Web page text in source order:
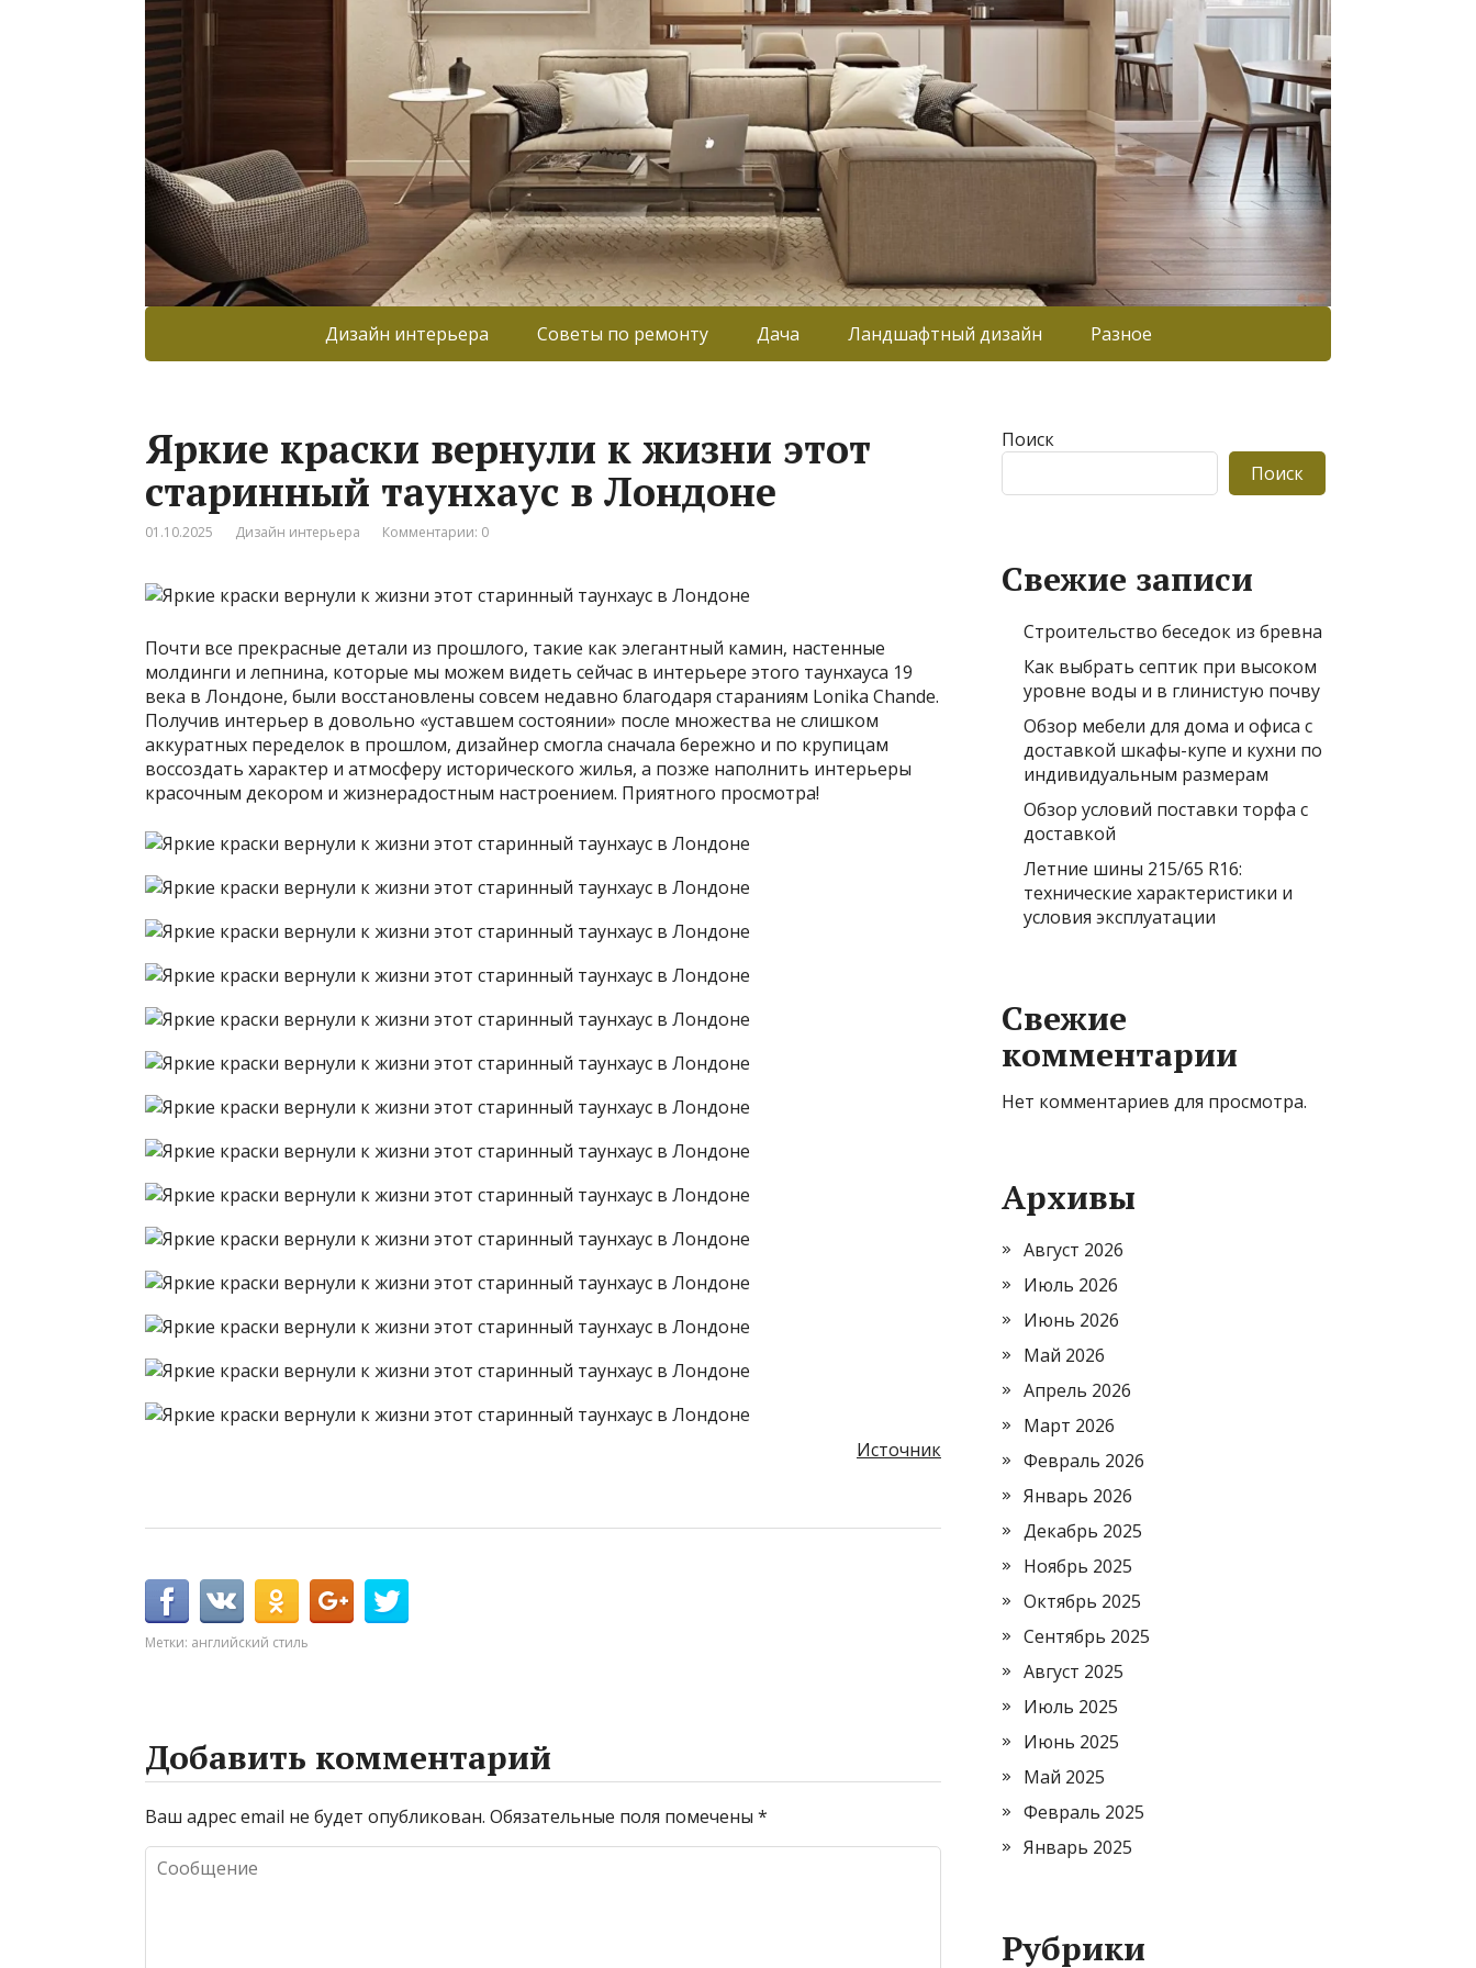
Дизайн интерьера Советы по ремонту Дача Ландшафтный дизайн Разное
Яркие краски вернули к жизни этот
старинный таунхаус в Лондоне
01.10.2025 Дизайн интерьера Комментарии: 0
Почти все прекрасные детали из прошлого, такие как элегантный камин, настенные
молдинги и лепнина, которые мы можем видеть сейчас в интерьере этого таунхауса 19
века в Лондоне, были восстановлены совсем недавно благодаря стараниям Lonika Chande.
Получив интерьер в довольно «уставшем состоянии» после множества не слишком
аккуратных переделок в прошлом, дизайнер смогла сначала бережно и по крупицам
воссоздать характер и атмосферу исторического жилья, а позже наполнить интерьеры
красочным декором и жизнерадостным настроением. Приятного просмотра!
Источник
Метки: английский стиль
Добавить комментарий
Ваш адрес email не будет опубликован. Обязательные поля помечены *
Поиск
Поиск
Свежие записи
Строительство беседок из бревна
Как выбрать септик при высоком
уровне воды и в глинистую почву
Обзор мебели для дома и офиса с
доставкой шкафы-купе и кухни по
индивидуальным размерам
Обзор условий поставки торфа с
доставкой
Летние шины 215/65 R16:
технические характеристики и
условия эксплуатации
Свежие
комментарии
Нет комментариев для просмотра.
Архивы
Август 2026
Июль 2026
Июнь 2026
Май 2026
Апрель 2026
Март 2026
Февраль 2026
Январь 2026
Декабрь 2025
Ноябрь 2025
Октябрь 2025
Сентябрь 2025
Август 2025
Июль 2025
Июнь 2025
Май 2025
Февраль 2025
Январь 2025
Рубрики